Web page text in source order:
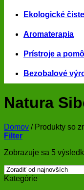
Ekologické
Aromaterapia
Prístroje a
Bezobalové
Natura
Domov /Produkty so
Filter
Zobrazuje sa 5
Kategórie